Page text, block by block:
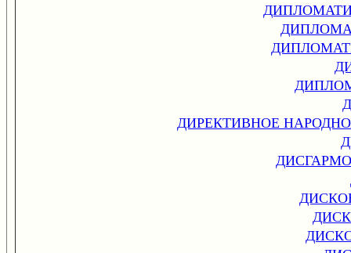
ДИРЕКТИВНОЕ